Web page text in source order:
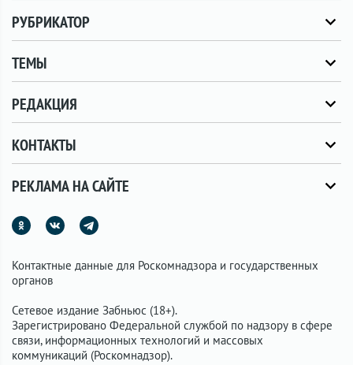
РУБРИКАТОР
ТЕМЫ
РЕДАКЦИЯ
КОНТАКТЫ
РЕКЛАМА НА САЙТЕ
Контактные данные для Роскомнадзора и государственных
органов
Сетевое издание Забньюс (18+).
Зарегистрировано Федеральной службой по надзору в сфере
связи, информационных технологий и массовых
коммуникаций (Роскомнадзор).